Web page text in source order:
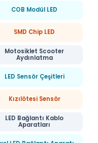
COB Modül LED
SMD Chip LED
Motosiklet Scooter
Aydınlatma
LED Sensör Çeşitleri
Kızılötesi Sensör
LED Bağlantı Kablo
Aparatları